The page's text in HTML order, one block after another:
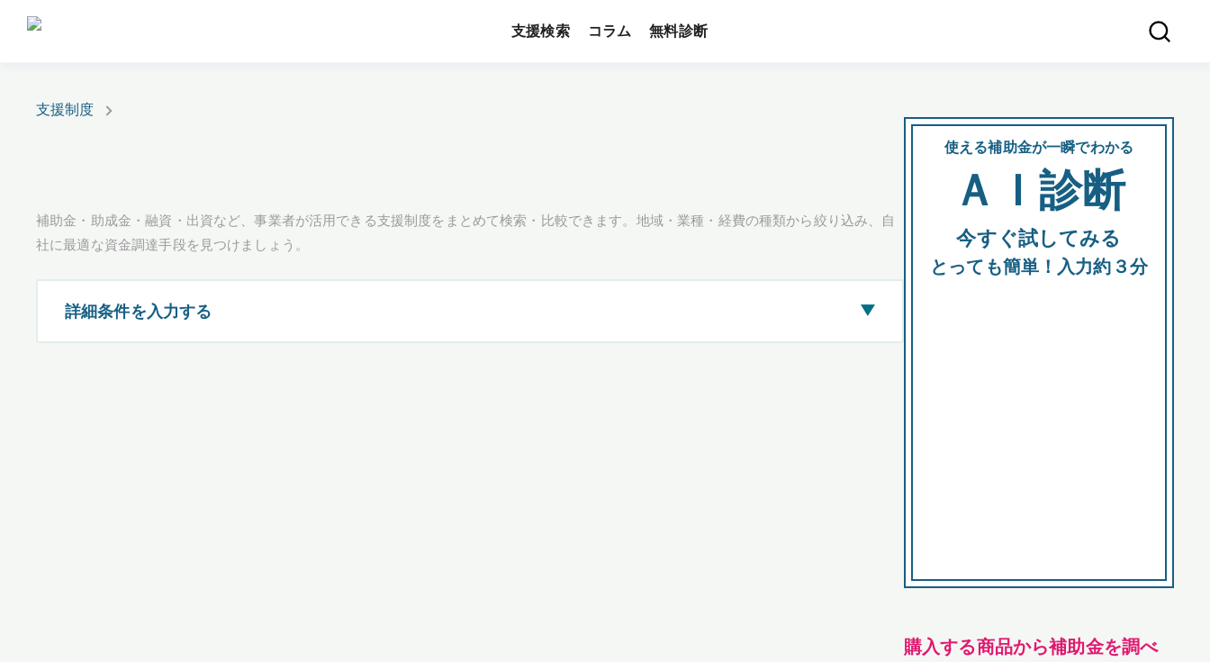
支援検索 コラム 無料診断
支援制度
補助金・助成金・融資・出資など、事業者が活用できる支援制度をまとめて検索・比較できます。地域・業種・経費の種類から絞り込み、自
社に最適な資金調達手段を見つけましょう。
詳細条件を入力する ▶
使える補助金が一瞬でわかる
ＡＩ診断
今すぐ試してみる
とっても簡単！入力約３分
購入する商品から補助金を調べ